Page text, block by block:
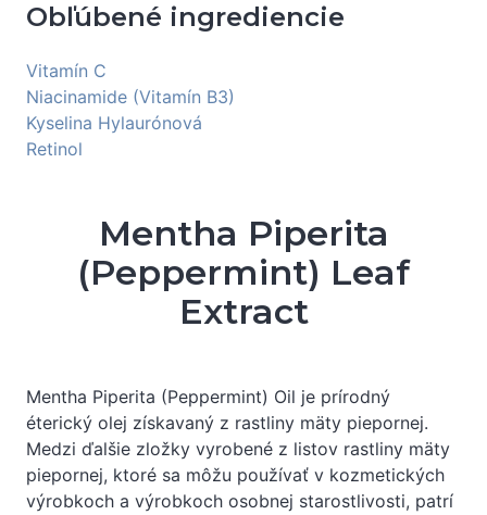
Obľúbené ingrediencie
Vitamín C
Niacinamide (Vitamín B3)
Kyselina Hylaurónová
Retinol
Mentha Piperita
(Peppermint) Leaf
Extract
Mentha Piperita (Peppermint) Oil je prírodný
éterický olej získavaný z rastliny mäty piepornej.
Medzi ďalšie zložky vyrobené z listov rastliny mäty
piepornej, ktoré sa môžu používať v kozmetických
výrobkoch a výrobkoch osobnej starostlivosti, patrí